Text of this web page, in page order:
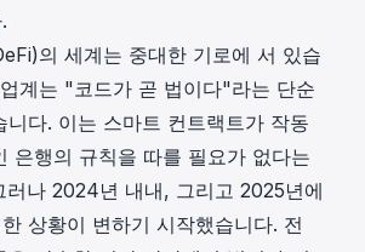
의 세계는 중대한 기로에 서 있습
계는 "코드가 곧 법이다"라는 단순
니다. 이는 스마트 컨트랙트가 작동
은행의 규칙을 따를 필요가 없다는
러나 2024년 내내, 그리고 2025년에
상황이 변하기 시작했습니다. 전